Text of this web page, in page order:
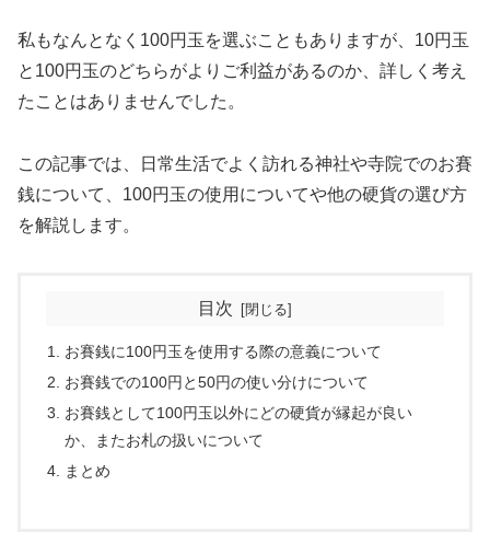
私もなんとなく100円玉を選ぶこともありますが、10円玉
と100円玉のどちらがよりご利益があるのか、詳しく考え
たことはありませんでした。
この記事では、日常生活でよく訪れる神社や寺院でのお賽
銭について、100円玉の使用についてや他の硬貨の選び方
を解説します。
目次
お賽銭に100円玉を使用する際の意義について
お賽銭での100円と50円の使い分けについて
お賽銭として100円玉以外にどの硬貨が縁起が良い
か、またお札の扱いについて
まとめ